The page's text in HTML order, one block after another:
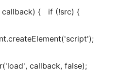
callback) { if (!src) {
callback, false);